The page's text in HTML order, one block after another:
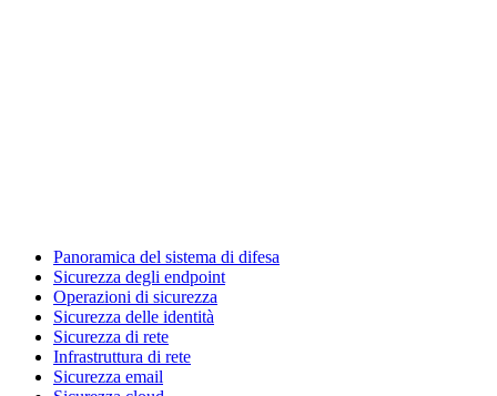
Panoramica del sistema di difesa
Sicurezza degli endpoint
Operazioni di sicurezza
Sicurezza delle identità
Sicurezza di rete
Infrastruttura di rete
Sicurezza email